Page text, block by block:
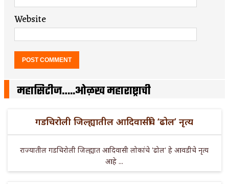
Website
महासिटीज…..ओळख महाराष्ट्राची
गडचिरोली जिल्ह्यातील आदिवासींचे ‘ढोल’ नृत्य
राज्यातील गडचिरोली जिल्ह्यात आदिवासी लोकांचे 'ढोल' हे आवडीचे नृत्य
आहे ...